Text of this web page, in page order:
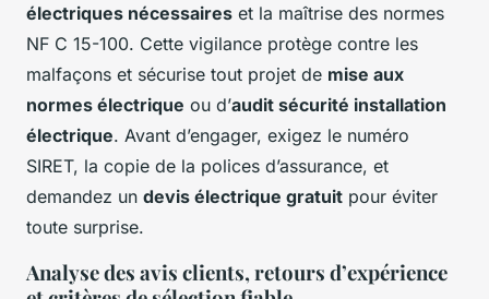
électriques nécessaires et la maîtrise des normes
NF C 15-100. Cette vigilance protège contre les
malfaçons et sécurise tout projet de mise aux
normes électrique ou d’audit sécurité installation
électrique. Avant d’engager, exigez le numéro
SIRET, la copie de la polices d’assurance, et
demandez un devis électrique gratuit pour éviter
toute surprise.
Analyse des avis clients, retours d’expérience